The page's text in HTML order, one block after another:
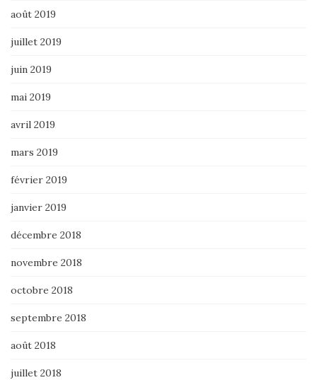
août 2019
juillet 2019
juin 2019
mai 2019
avril 2019
mars 2019
février 2019
janvier 2019
décembre 2018
novembre 2018
octobre 2018
septembre 2018
août 2018
juillet 2018